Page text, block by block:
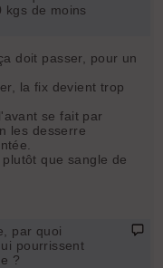
kgs de moins
doit passer, pour un
la fix devient trop
se fait par
les desserre
que sangle de
par quoi
pourrissent
?